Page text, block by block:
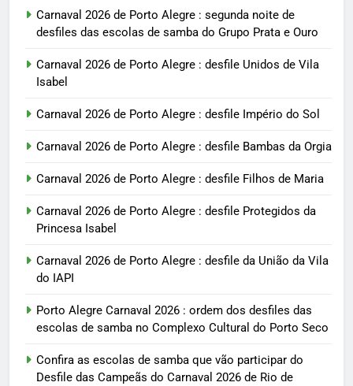
Carnaval 2026 de Porto Alegre : segunda noite de
desfiles das escolas de samba do Grupo Prata e Ouro
Carnaval 2026 de Porto Alegre : desfile Unidos de Vila
Isabel
Carnaval 2026 de Porto Alegre : desfile Império do Sol
Carnaval 2026 de Porto Alegre : desfile Bambas da Orgia
Carnaval 2026 de Porto Alegre : desfile Filhos de Maria
Carnaval 2026 de Porto Alegre : desfile Protegidos da
Princesa Isabel
Carnaval 2026 de Porto Alegre : desfile da União da Vila
do IAPI
Porto Alegre Carnaval 2026 : ordem dos desfiles das
escolas de samba no Complexo Cultural do Porto Seco
Confira as escolas de samba que vão participar do
Desfile das Campeãs do Carnaval 2026 de Rio de